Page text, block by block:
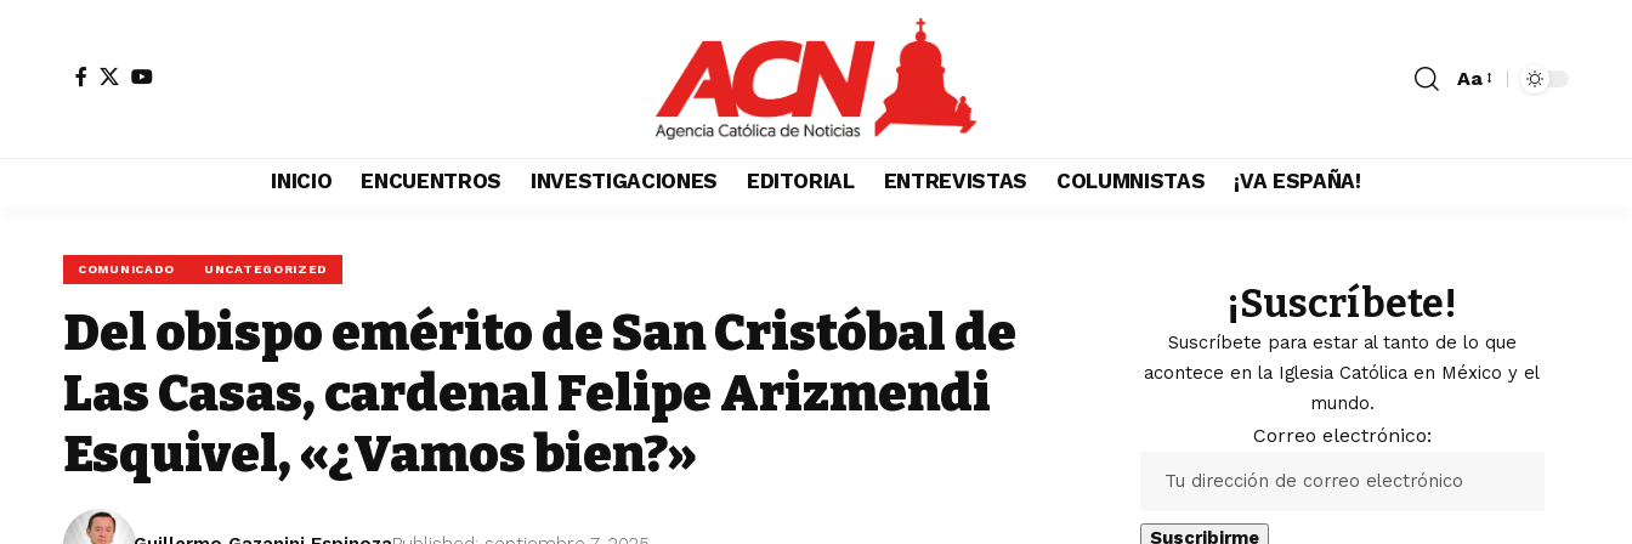
Aa
INICIO ENCUENTROS INVESTIGACIONES EDITORIAL ENTREVISTAS COLUMNISTAS ¡VA ESPAÑA!
COMUNICADO UNCATEGORIZED
Del obispo emérito de San Cristóbal de
Las Casas, cardenal Felipe Arizmendi
Esquivel, «¿Vamos bien?»
¡Suscríbete!
Suscríbete para estar al tanto de lo que
acontece en la Iglesia Católica en México y el
mundo.
Correo electrónico: